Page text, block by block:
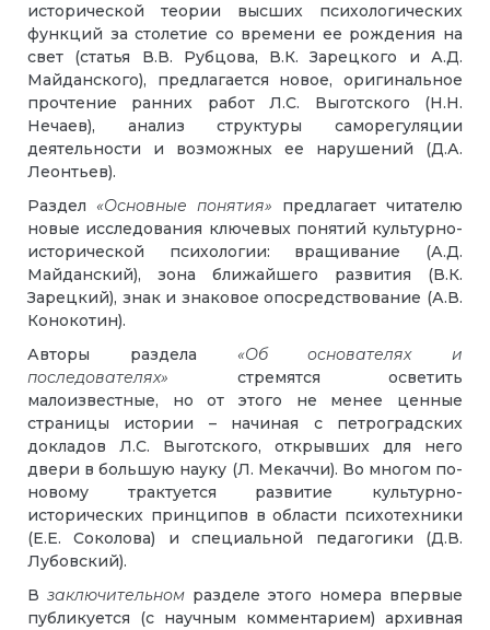
исторической теории высших психологических
функций за столетие со времени ее рождения на
свет (статья В.В. Рубцова, В.К. Зарецкого и А.Д.
Майданского), предлагается новое, оригинальное
прочтение ранних работ Л.С. Выготского (Н.Н.
Нечаев), анализ структуры саморегуляции
деятельности и возможных ее нарушений (Д.А.
Леонтьев).
Раздел «Основные понятия» предлагает читателю
новые исследования ключевых понятий культурно-
исторической психологии: вращивание (А.Д.
Майданский), зона ближайшего развития (В.К.
Зарецкий), знак и знаковое опосредствование (А.В.
Конокотин).
Авторы раздела «Об основателях и
последователях» стремятся осветить
малоизвестные, но от этого не менее ценные
страницы истории – начиная с петроградских
докладов Л.С. Выготского, открывших для него
двери в большую науку (Л. Мекаччи). Во многом по-
новому трактуется развитие культурно-
исторических принципов в области психотехники
(Е.Е. Соколова) и специальной педагогики (Д.В.
Лубовский).
В заключительном разделе этого номера впервые
публикуется (с научным комментарием) архивная